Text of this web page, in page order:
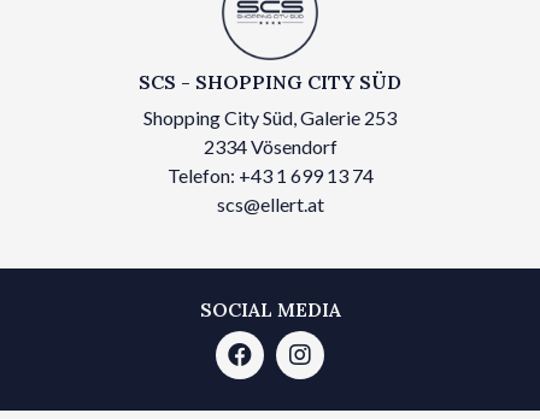
SCS - SHOPPING CITY SÜD
Shopping City Süd, Galerie 253
2334 Vösendorf
Telefon: +43 1 699 13 74
scs@ellert.at
SOCIAL MEDIA